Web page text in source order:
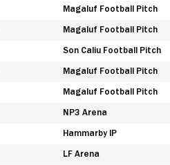
Magaluf Football Pitch
Magaluf Football Pitch
Son Caliu Football Pitch
Magaluf Football Pitch
Magaluf Football Pitch
NP3 Arena
Hammarby IP
LF Arena